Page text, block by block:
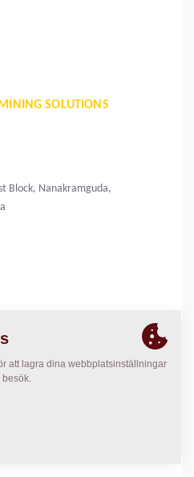
SOLUTIONS
Block, Nanakramguda,
SOLUTIONS
DIST-683548